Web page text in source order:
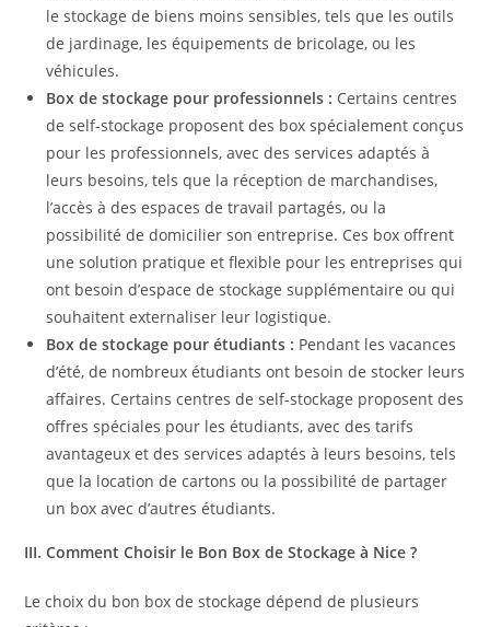
le stockage de biens moins sensibles, tels que les outils
de jardinage, les équipements de bricolage, ou les
véhicules.
Box de stockage pour professionnels : Certains centres
de self-stockage proposent des box spécialement conçus
pour les professionnels, avec des services adaptés à
leurs besoins, tels que la réception de marchandises,
l’accès à des espaces de travail partagés, ou la
possibilité de domicilier son entreprise. Ces box offrent
une solution pratique et flexible pour les entreprises qui
ont besoin d’espace de stockage supplémentaire ou qui
souhaitent externaliser leur logistique.
Box de stockage pour étudiants : Pendant les vacances
d’été, de nombreux étudiants ont besoin de stocker leurs
affaires. Certains centres de self-stockage proposent des
offres spéciales pour les étudiants, avec des tarifs
avantageux et des services adaptés à leurs besoins, tels
que la location de cartons ou la possibilité de partager
un box avec d’autres étudiants.
III. Comment Choisir le Bon Box de Stockage à Nice ?
Le choix du bon box de stockage dépend de plusieurs